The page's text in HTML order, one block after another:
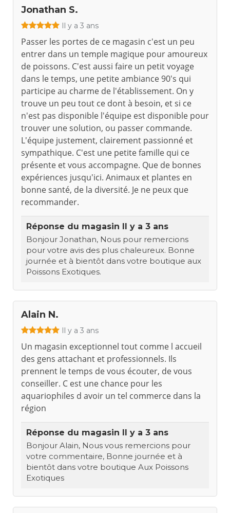
Jonathan S.
Il y a 3 ans
Passer les portes de ce magasin c'est un peu
entrer dans un temple magique pour amoureux
de poissons. C'est aussi faire un petit voyage
dans le temps, une petite ambiance 90's qui
participe au charme de l'établissement. On y
trouve un peu tout ce dont à besoin, et si ce
n'est pas disponible l'équipe est disponible pour
trouver une solution, ou passer commande.
L'équipe justement, clairement passionné et
sympathique. C'est une petite famille qui ce
présente et vous accompagne. Que de bonnes
expériences jusqu'ici. Animaux et plantes en
bonne santé, de la diversité. Je ne peux que
recommander.
Réponse du magasin Il y a 3 ans
Bonjour Jonathan, Nous pour remercions
pour votre avis des plus chaleureux. Bonne
journée et à bientôt dans votre boutique aux
Poissons Exotiques.
Alain N.
Il y a 3 ans
Un magasin exceptionnel tout comme l accueil
des gens attachant et professionnels. Ils
prennent le temps de vous écouter, de vous
conseiller. C est une chance pour les
aquariophiles d avoir un tel commerce dans la
région
Réponse du magasin Il y a 3 ans
Bonjour Alain, Nous vous remercions pour
votre commentaire, Bonne journée et à
bientôt dans votre boutique Aux Poissons
Exotiques